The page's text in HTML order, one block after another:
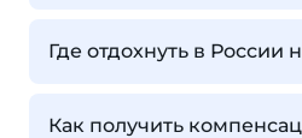
Где отдохнуть в России
Как получить